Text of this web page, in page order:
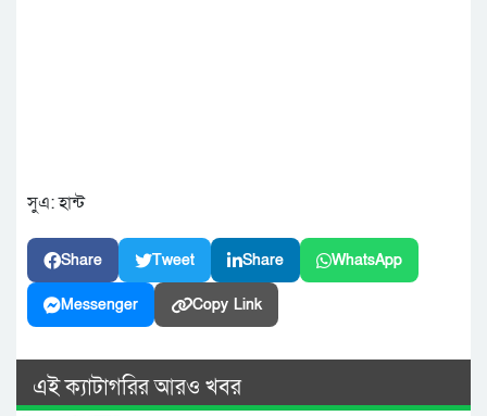
সুএ: হান্ট
Share Tweet Share WhatsApp
Messenger Copy Link
এই ক্যাটাগরির আরও খবর